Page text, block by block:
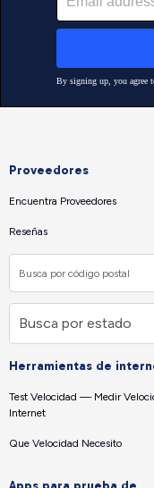
Proveedores
Encuentra Proveedores
Reseñas
Herramientas de
Test Velocidad — Medir
Internet
Que Velocidad Necesito